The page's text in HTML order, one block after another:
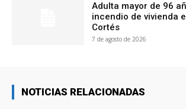
Adulta mayor de 96
incendio de vivienda
Cortés
7 de agosto de 2026
NOTICIAS RELACIONADAS